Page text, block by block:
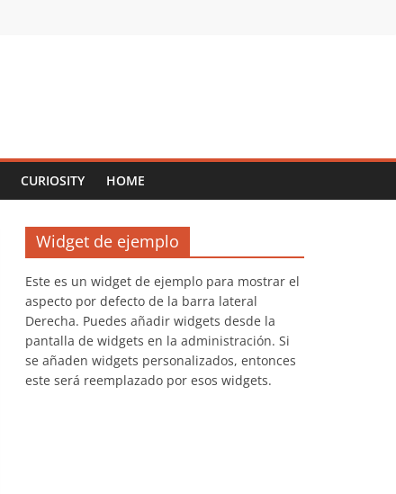
CURIOSITY HOME
Widget de ejemplo
Este es un widget de ejemplo para mostrar el
aspecto por defecto de la barra lateral
Derecha. Puedes añadir widgets desde la
pantalla de widgets en la administración. Si
se añaden widgets personalizados, entonces
este será reemplazado por esos widgets.